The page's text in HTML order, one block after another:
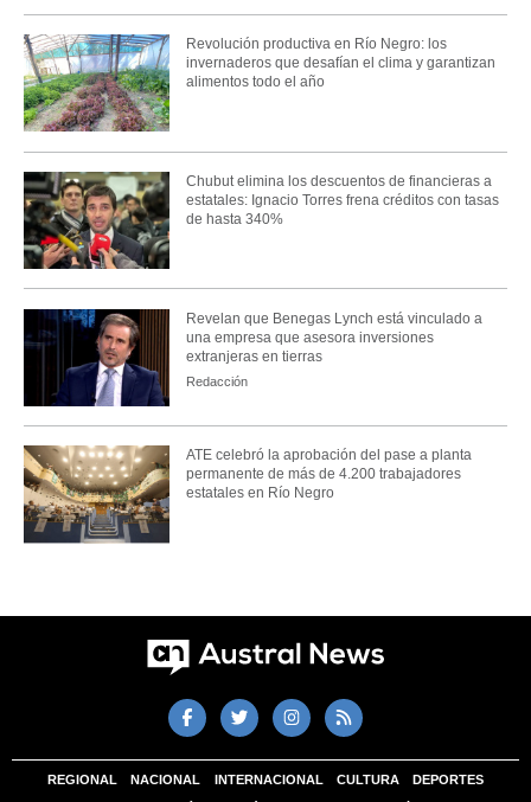
Revolución productiva en Río Negro: los
invernaderos que desafían el clima y garantizan
alimentos todo el año
Chubut elimina los descuentos de financieras a
estatales: Ignacio Torres frena créditos con tasas
de hasta 340%
Revelan que Benegas Lynch está vinculado a
una empresa que asesora inversiones
extranjeras en tierras
Redacción
ATE celebró la aprobación del pase a planta
permanente de más de 4.200 trabajadores
estatales en Río Negro
REGIONAL NACIONAL INTERNACIONAL CULTURA DEPORTES